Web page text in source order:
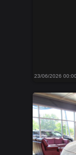
23/06/2026 00:00